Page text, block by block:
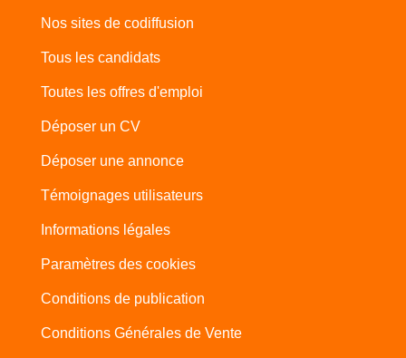
Nos sites de codiffusion
Tous les candidats
Toutes les offres d'emploi
Déposer un CV
Déposer une annonce
Témoignages utilisateurs
Informations légales
Paramètres des cookies
Conditions de publication
Conditions Générales de Vente